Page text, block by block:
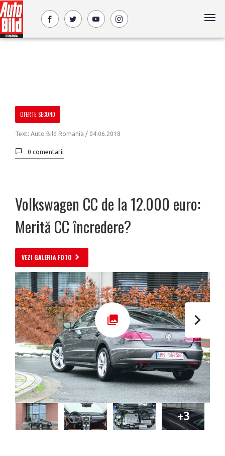
OFERTE SECOND
Text: Auto Bild Romania / 04.06.2018
0 comentarii
Volkswagen CC de la 12.000 euro:
Merită CC încredere?
VEZI GALERIA FOTO
+3